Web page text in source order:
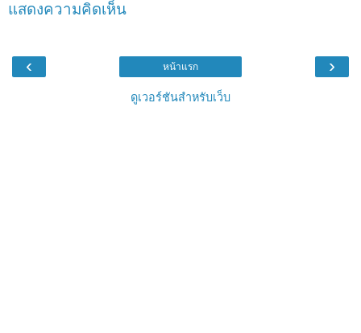
แสดงความคิดเห็น
‹ ›
หน้าแรก
ดูเวอร์ชันสำหรับเว็บ